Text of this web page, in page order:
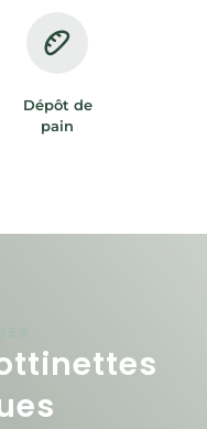
Dépôt de
pain